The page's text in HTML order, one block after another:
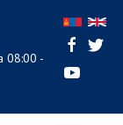
08:00 -